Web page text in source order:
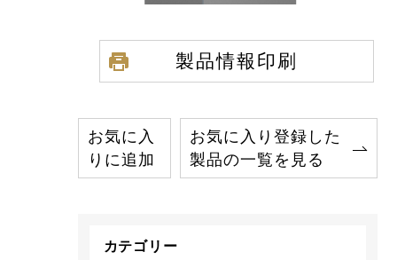
製品情報印刷
お気に入
りに追加
お気に入り登録した
製品の一覧を見る
カテゴリー